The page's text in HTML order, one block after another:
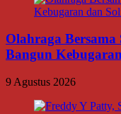
Olahraga Bersama
Bangun
9 Agustus 2026